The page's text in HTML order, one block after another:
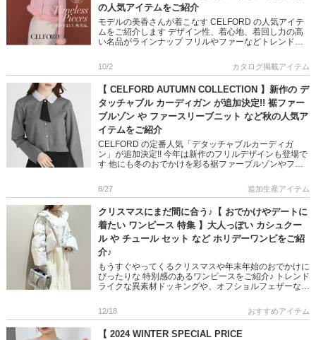
の人気アイテムをご紹介
モデルの美香さんが着こなす CELFORD の人気アイテ
ムをご紹介します デザイン性、着心地、着回し力の高
い名品がラインナップ フリルやファーなどトレンドを
います 上品か […]
10/2 カタログ掲載アイテム
【 CELFORD AUTUMN COLLECTION 】新作の デ
タッチャブル カーディガン が追加決定!! 裾ファー
ブルゾン や ファースリーブニット など秋の人気ア
イテムをご紹介
CELFORD の定番人気「デタッチャブルカーディガ
ン」が追加決定!! 今年は新作のフリルデザインも登場で
す 他にも冬のおでかけを彩る裾ファーブルゾンやファ
人気からシリ […]
8/27 追加生産アイテム
クリスマスにまだ間に合う♪【 おでかけやデートに
着たい ワンピース 特集 】大人っぽい カシュクー
ル や チュール セット など ホリデーワンピをご紹
介♪
もうすぐやってくるクリスマスや年末年始のおでかけに
ぴったりな 特別感のあるワンピースをご紹介♪ トレンド
ライクな異素材ドッキングや、オフショルフェザーなど
ザインで特別 […]
12/18 おすすめアイテム
【 2024 WINTER SPECIAL PRICE